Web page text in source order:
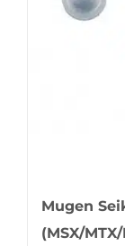
Mugen
(MSX/